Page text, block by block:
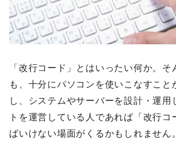
「改行コード」とはいったい何か。そ
も、十分にパソコンを使いこなすこと
し、システムやサーバーを設計・運用
トを運営している人であれば「改行
ばいけない場面がくるかもしれません。